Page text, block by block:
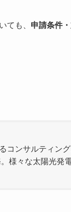
ても、 申請条件
コンサルティン
様々な太陽光発